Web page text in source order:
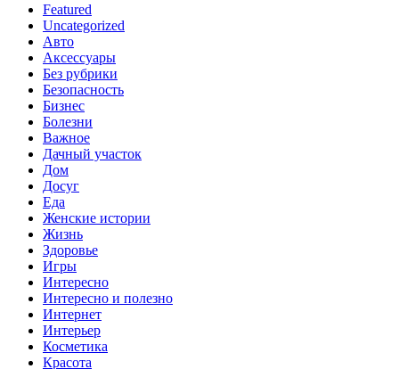
Featured
Uncategorized
Авто
Аксессуары
Без рубрики
Безопасность
Бизнес
Болезни
Важное
Дачный участок
Дом
Досуг
Еда
Женские истории
Жизнь
Здоровье
Игры
Интересно
Интересно и полезно
Интернет
Интерьер
Косметика
Красота